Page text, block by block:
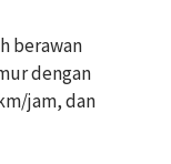
berawan
dengan
jam, dan